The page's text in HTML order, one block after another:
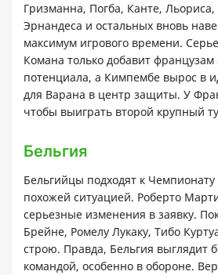
Гризманна, Погба, Канте,
Эрнандеса и остальных вновь
максимум игрового времени.
Комана только добавит
потенциала, а Кимпембе вырос в
для Варана в центр защиты. У
чтобы выиграть второй крупный
Бельгия
Бельгийцы подходят к
похожей ситуацией. Роберто
серьезные изменения в заявку.
Брейне, Ромелу Лукаку, Тибо
строю. Правда, Бельгия выглядит
командой, особенно в обороне.